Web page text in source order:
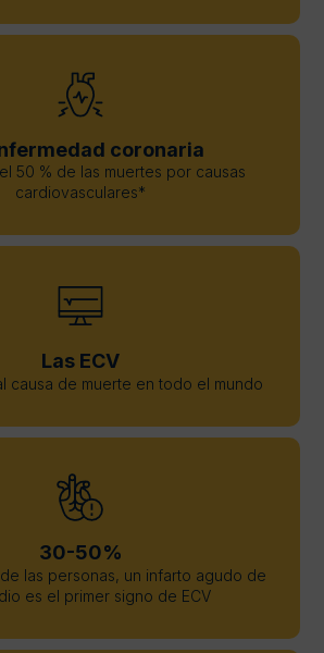
coronaria
50 % de las muertes por causas
cardiovasculares*
Las ECV
causa de muerte en todo el mundo
30-50%
las personas, un infarto agudo de
es el primer signo de ECV